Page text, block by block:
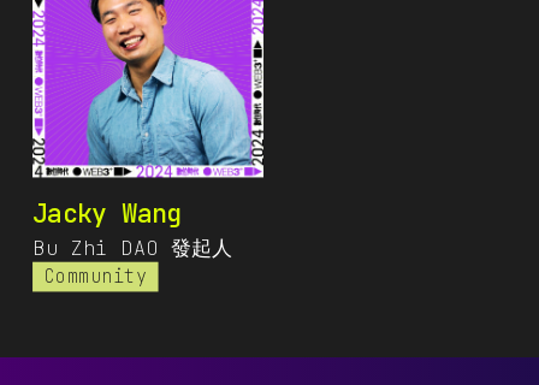
Jacky Wang
Bu Zhi DAO 發起人
Community